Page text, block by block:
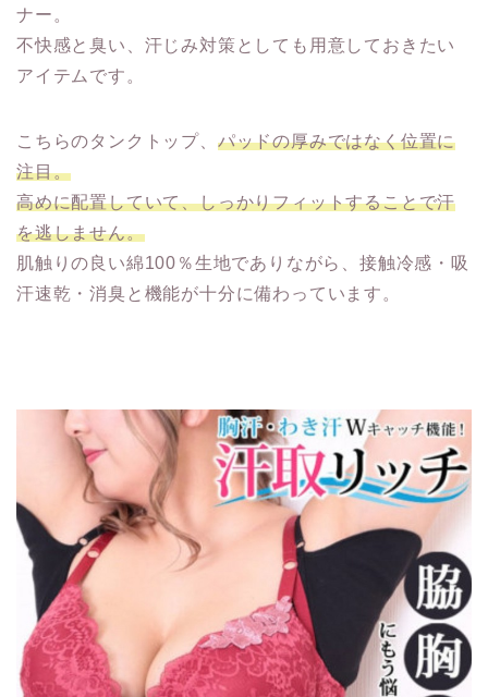
ナー。
不快感と臭い、汗じみ対策としても用意しておきたい
アイテムです。
こちらのタンクトップ、 パッドの厚みではなく位置に
注目。
高めに配置していて、しっかりフィットすることで汗
を逃しません。
肌触りの良い綿100％生地でありながら、接触冷感・吸
汗速乾・消臭と機能が十分に備わっています。